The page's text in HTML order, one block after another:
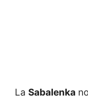
La Sabalenka